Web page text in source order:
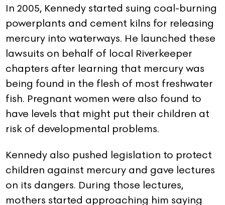
In 2005, Kennedy started suing coal-burning
powerplants and cement kilns for releasing
mercury into waterways. He launched these
lawsuits on behalf of local Riverkeeper
chapters after learning that mercury was
being found in the flesh of most freshwater
fish. Pregnant women were also found to
have levels that might put their children at
risk of developmental problems.
Kennedy also pushed legislation to protect
children against mercury and gave lectures
on its dangers. During those lectures,
mothers started approaching him saying